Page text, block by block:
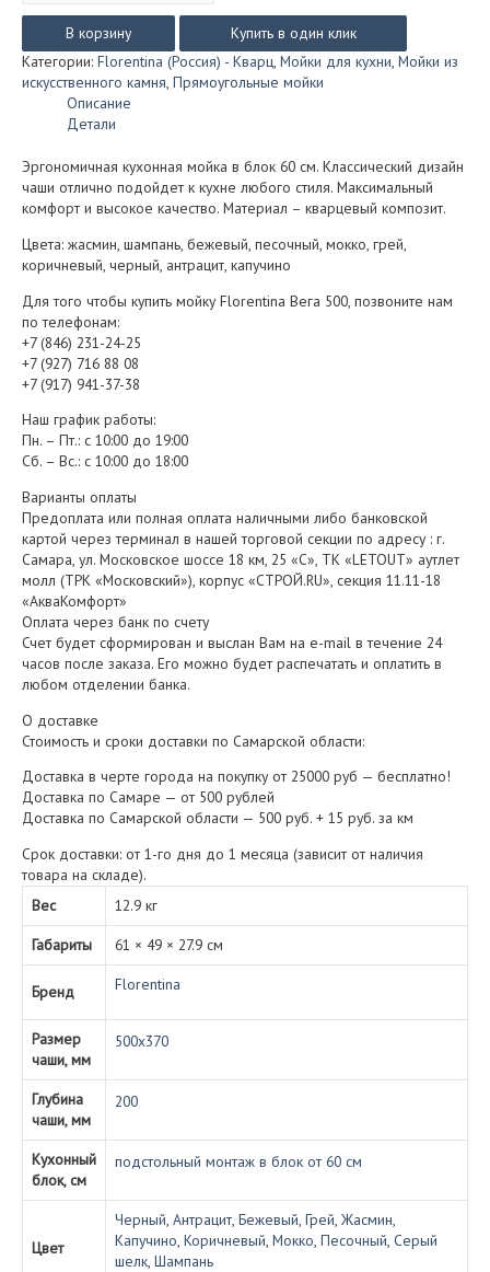
искусственного
камня
Florentina
монтаж)
В корзину
Купить в один клик
Категории: Florentina (Россия) - Кварц, Мойки для кухни, Мойки из
искусственного камня, Прямоугольные мойки
Описание
Детали
Эргономичная кухонная мойка в блок 60 см. Классический дизайн
чаши отлично подойдет к кухне любого стиля. Максимальный
комфорт и высокое качество. Материал – кварцевый композит.
Цвета: жасмин, шампань, бежевый, песочный, мокко, грей,
коричневый, черный, антрацит, капучино
Для того чтобы купить мойку Florentina Вега 500, позвоните нам
по телефонам:
+7 (846) 231-24-25
+7 (927) 716 88 08
+7 (917) 941-37-38
Наш график работы:
Пн. – Пт.: с 10:00 до 19:00
Сб. – Вс.: с 10:00 до 18:00
Варианты оплаты
Предоплата или полная оплата наличными либо банковской
картой через терминал в нашей торговой секции по адресу : г.
Самара, ул. Московское шоссе 18 км, 25 «С», ТК «LETOUT» аутлет
молл (ТРК «Московский»), корпус «СТРОЙ.RU», секция 11.11-18
«АкваКомфорт»
Оплата через банк по счету
Счет будет сформирован и выслан Вам на e-mail в течение 24
часов после заказа. Его можно будет распечатать и оплатить в
любом отделении банка.
О доставке
Стоимость и сроки доставки по Самарской области:
Доставка в черте города на покупку от 25000 руб — бесплатно!
Доставка по Самаре — от 500 рублей
Доставка по Самарской области — 500 руб. + 15 руб. за км
Срок доставки: от 1-го дня до 1 месяца (зависит от наличия
товара на складе).
Вес
12.9 кг
Габариты
61 × 49 × 27.9 см
Бренд Florentina
Размер
чаши, мм
500х370
Глубина
чаши, мм
200
Кухонный
блок, см
подстольный монтаж в блок от 60 см
Цвет
Черный, Антрацит, Бежевый, Грей, Жасмин,
Капучино, Коричневый, Мокко, Песочный, Серый
шелк, Шампань